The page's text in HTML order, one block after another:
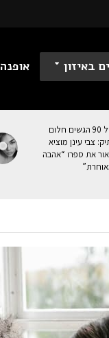
באיזון אופנה
גיל 90 הגשים חלום
צבי עינן מוציא
את ספרו “אהבה